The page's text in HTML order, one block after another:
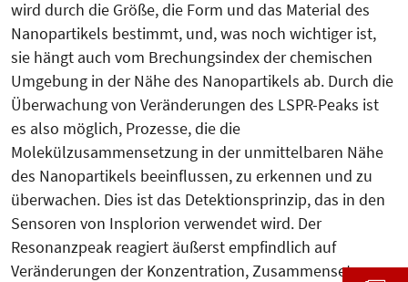
wird durch die Größe, die Form und das Material des
Nanopartikels bestimmt, und, was noch wichtiger ist,
sie hängt auch vom Brechungsindex der chemischen
Umgebung in der Nähe des Nanopartikels ab. Durch die
Überwachung von Veränderungen des LSPR-Peaks ist
es also möglich, Prozesse, die die
Molekülzusammensetzung in der unmittelbaren Nähe
des Nanopartikels beeinflussen, zu erkennen und zu
überwachen. Dies ist das Detektionsprinzip, das in den
Sensoren von Insplorion verwendet wird. Der
Resonanzpeak reagiert äußerst empfindlich auf
Veränderungen der Konzentration, Zusammensetzung